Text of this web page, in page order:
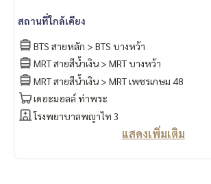
สถานที่ใกล้เคียง
BTS สายหลัก > BTS บางหว้า
MRT สายสีน้ำเงิน > MRT บางหว้า
MRT สายสีน้ำเงิน > MRT เพชรเกษม 48
เดอะมอลล์ ท่าพระ
โรงพยาบาลพญาไท 3
แสดงเพิ่มเติม